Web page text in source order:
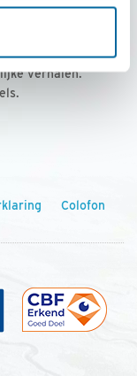
per jaar
met
verhalen.
Colofon